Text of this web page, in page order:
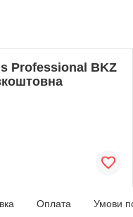
Professional BKZ
Оплата Умови